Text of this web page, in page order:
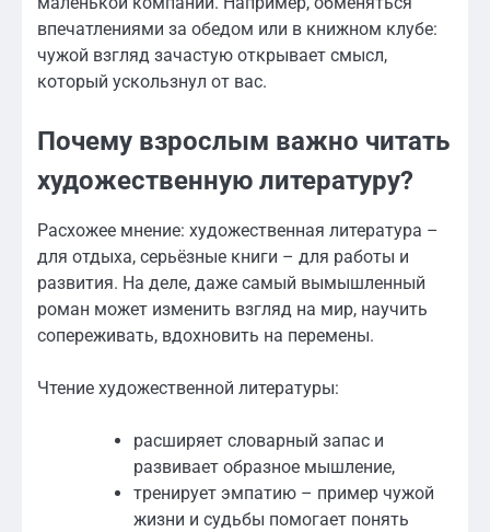
впечатлениями за обедом или в книжном клубе:
чужой взгляд зачастую открывает смысл,
который ускользнул от вас.
Почему взрослым важно читать
художественную литературу?
Расхожее мнение: художественная литература –
для отдыха, серьёзные книги – для работы и
развития. На деле, даже самый вымышленный
роман может изменить взгляд на мир, научить
сопереживать, вдохновить на перемены.
Чтение художественной литературы:
расширяет словарный запас и
развивает образное мышление,
тренирует эмпатию – пример чужой
жизни и судьбы помогает понять